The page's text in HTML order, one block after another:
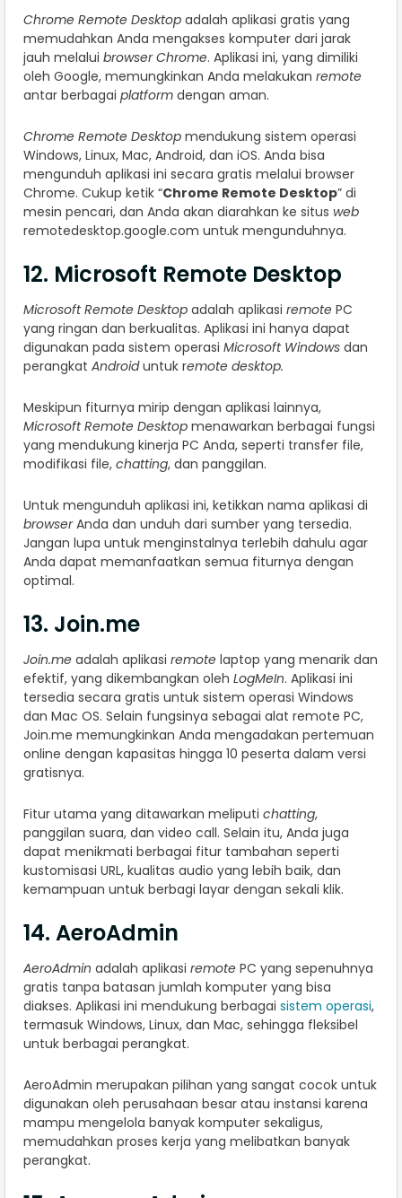
Chrome Remote Desktop adalah aplikasi gratis yang
memudahkan Anda mengakses komputer dari jarak
jauh melalui browser Chrome. Aplikasi ini, yang dimiliki
oleh Google, memungkinkan Anda melakukan remote
antar berbagai platform dengan aman.
Chrome Remote Desktop mendukung sistem operasi
Windows, Linux, Mac, Android, dan iOS. Anda bisa
mengunduh aplikasi ini secara gratis melalui browser
Chrome. Cukup ketik “Chrome Remote Desktop” di
mesin pencari, dan Anda akan diarahkan ke situs web
remotedesktop.google.com untuk mengunduhnya.
12. Microsoft Remote Desktop
Microsoft Remote Desktop adalah aplikasi remote PC
yang ringan dan berkualitas. Aplikasi ini hanya dapat
digunakan pada sistem operasi Microsoft Windows dan
perangkat Androiduntuk remote desktop.
Meskipun fiturnya mirip dengan aplikasi lainnya,
Microsoft Remote Desktop menawarkan berbagai fungsi
yang mendukung kinerja PC Anda, seperti transfer file,
modifikasi file, chatting, dan panggilan.
Untuk mengunduh aplikasi ini, ketikkan nama aplikasi di
browserAnda dan unduh dari sumber yang tersedia.
Jangan lupa untuk menginstalnya terlebih dahulu agar
Anda dapat memanfaatkan semua fiturnya dengan
optimal.
13. Join.me
Join.me adalah aplikasi remote laptop yang menarik dan
efektif, yang dikembangkan oleh LogMeIn. Aplikasi ini
tersedia secara gratis untuk sistem operasi Windows
dan Mac OS. Selain fungsinya sebagai alat remote PC,
Join.me memungkinkan Anda mengadakan pertemuan
online dengan kapasitas hingga 10 peserta dalam versi
gratisnya.
Fitur utama yang ditawarkan meliputi chatting,
panggilan suara, dan video call. Selain itu, Anda juga
dapat menikmati berbagai fitur tambahan seperti
kustomisasi URL, kualitas audio yang lebih baik, dan
kemampuan untuk berbagi layar dengan sekali klik.
14. AeroAdmin
AeroAdmin adalah aplikasi remote PC yang sepenuhnya
gratis tanpa batasan jumlah komputer yang bisa
diakses. Aplikasi ini mendukung berbagai sistem operasi,
termasuk Windows, Linux, dan Mac, sehingga fleksibel
untuk berbagai perangkat.
AeroAdmin merupakan pilihan yang sangat cocok untuk
digunakan oleh perusahaan besar atau instansi karena
mampu mengelola banyak komputer sekaligus,
memudahkan proses kerja yang melibatkan banyak
perangkat.